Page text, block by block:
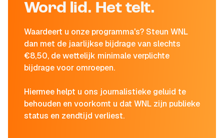
Word lid. Het telt.
Waardeert u onze programma's? Steun WNL
dan met de jaarlijkse bijdrage van slechts
€8,50, de wettelijk minimale verplichte
bijdrage voor omroepen.
Hiermee helpt u ons journalistieke geluid te
behouden en voorkomt u dat WNL zijn publieke
status en zendtijd verliest.